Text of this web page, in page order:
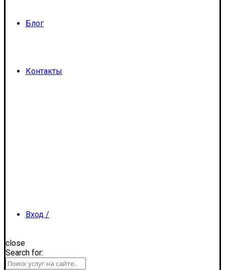
Блог
Контакты
Вход /
Регистрация
close
Search for: